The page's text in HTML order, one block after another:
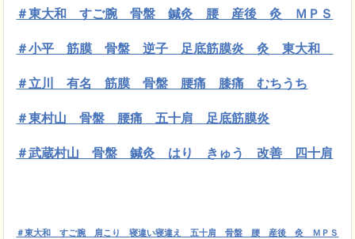
＃東大和 すご腕 骨盤 鍼灸 腰 産後 灸 ＭＰＳ
＃小平 筋膜骨盤 逆子 足底筋膜炎 灸 東大和
＃立川 有名 筋膜 骨盤 腰痛 膝痛 むちうち
＃東村山 骨盤 腰痛 五十肩 足底筋膜炎
＃武蔵村山 骨盤 鍼灸 はり きゅう 改善 四十肩
＃東大和 すご腕 肩こり 寝違い寝違え 五十肩 骨盤 腰 産後 灸 ＭＰＳ